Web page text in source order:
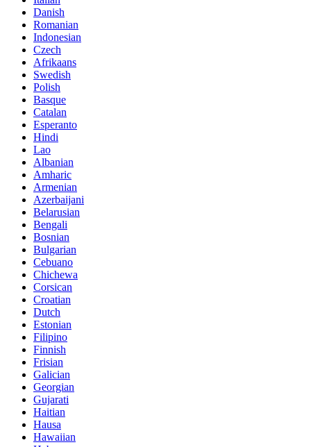
Danish
Romanian
Indonesian
Czech
Afrikaans
Swedish
Polish
Basque
Catalan
Esperanto
Hindi
Lao
Albanian
Amharic
Armenian
Azerbaijani
Belarusian
Bengali
Bosnian
Bulgarian
Cebuano
Chichewa
Corsican
Croatian
Dutch
Estonian
Filipino
Finnish
Frisian
Galician
Georgian
Gujarati
Haitian
Hausa
Hawaiian